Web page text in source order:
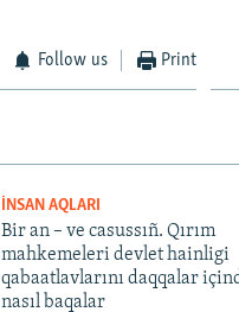
Follow us Print
İNSAN AQLARI
Bir an – ve casussıñ. Qırım
mahkemeleri devlet hainligi
qabaatlavlarını daqqalar
nasıl baqalar